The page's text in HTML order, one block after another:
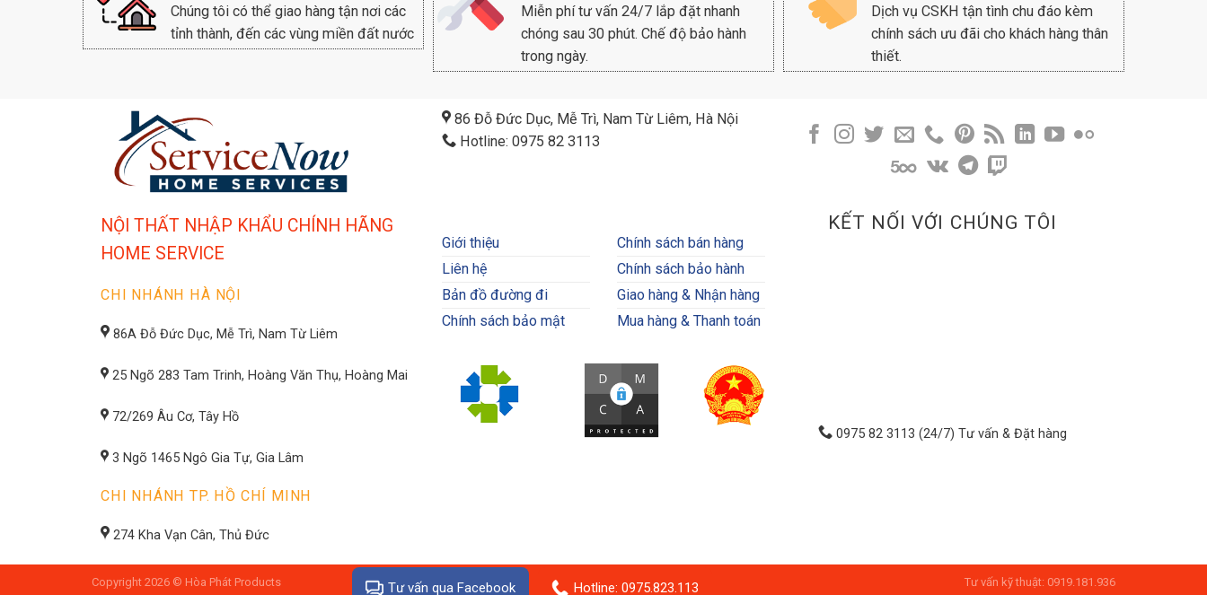
Chúng tôi có thể giao hàng tận nơi các
tỉnh thành, đến các vùng miền đất nước
Miễn phí tư vấn 24/7 lắp đặt nhanh
chóng sau 30 phút. Chế độ bảo hành
trong ngày.
Dịch vụ CSKH tận tình chu đáo kèm
chính sách ưu đãi cho khách hàng thân
thiết.
86 Đỗ Đức Dục, Mễ Trì, Nam Từ Liêm, Hà Nội
Hotline: 0975 82 3113
NỘI THẤT NHẬP KHẨU CHÍNH HÃNG
HOME SERVICE
CHI NHÁNH HÀ NỘI
86A Đỗ Đức Dục, Mễ Trì, Nam Từ Liêm
25 Ngõ 283 Tam Trinh, Hoàng Văn Thụ, Hoàng Mai
72/269 Âu Cơ, Tây Hồ
3 Ngõ 1465 Ngô Gia Tự, Gia Lâm
CHI NHÁNH TP. HỒ CHÍ MINH
274 Kha Vạn Cân, Thủ Đức
Giới thiệu
Liên hệ
Bản đồ đường đi
Chính sách bảo mật
Chính sách bán hàng
Chính sách bảo hành
Giao hàng & Nhận hàng
Mua hàng & Thanh toán
KẾT NỐI VỚI CHÚNG TÔI
0975 82 3113 (24/7) Tư vấn & Đặt hàng
Tư vấn kỹ thuật: 0919.181.936
Copyright 2026 © Hòa Phát Products Tư vấn qua Facebook Hotline: 0975.823.113